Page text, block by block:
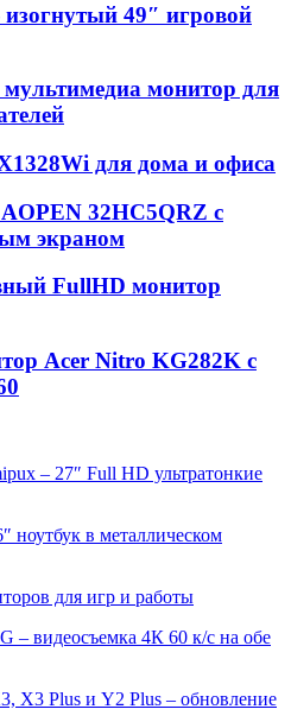
49″ игровой
монитор для
для дома и офиса
32HC5QRZ с
экраном
FullHD монитор
Acer Nitro KG282K с
– 27″ Full HD ультратонкие
в металлическом
для игр и работы
– видеосъемка 4К 60 к/с на обе
X3 Plus и Y2 Plus – обновление